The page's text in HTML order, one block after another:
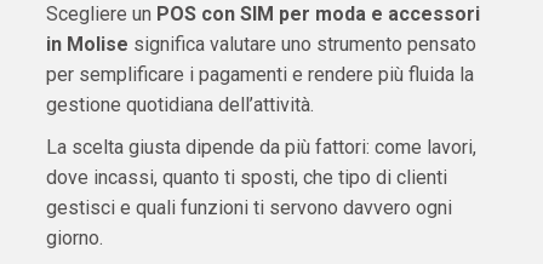
Scegliere un POS con SIM per moda e accessori
in Molise significa valutare uno strumento pensato
per semplificare i pagamenti e rendere più fluida la
gestione quotidiana dell’attività.
La scelta giusta dipende da più fattori: come lavori,
dove incassi, quanto ti sposti, che tipo di clienti
gestisci e quali funzioni ti servono davvero ogni
giorno.